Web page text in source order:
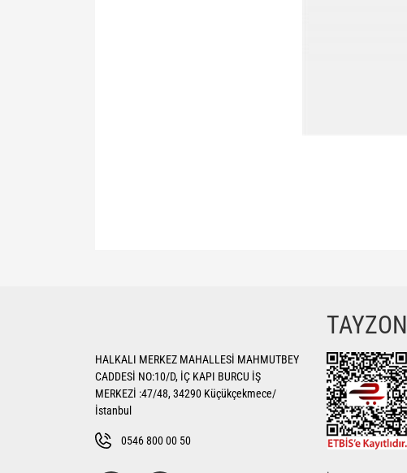
Ürün resmi kalitesiz, bozuk veya görüntülenemiyor.
Ürün bilgilerinde hatalar bulunuyor.
Ürün fiyatı diğer sitelerden daha pahalı.
HALKALI MERKEZ MAHALLESİ MAHMUTBEY
CADDESİ NO:10/D, İÇ KAPI BURCU İŞ
MERKEZİ :47/48, 34290 Küçükçekmece/
İstanbul
0546 800 00 50
TAYZON